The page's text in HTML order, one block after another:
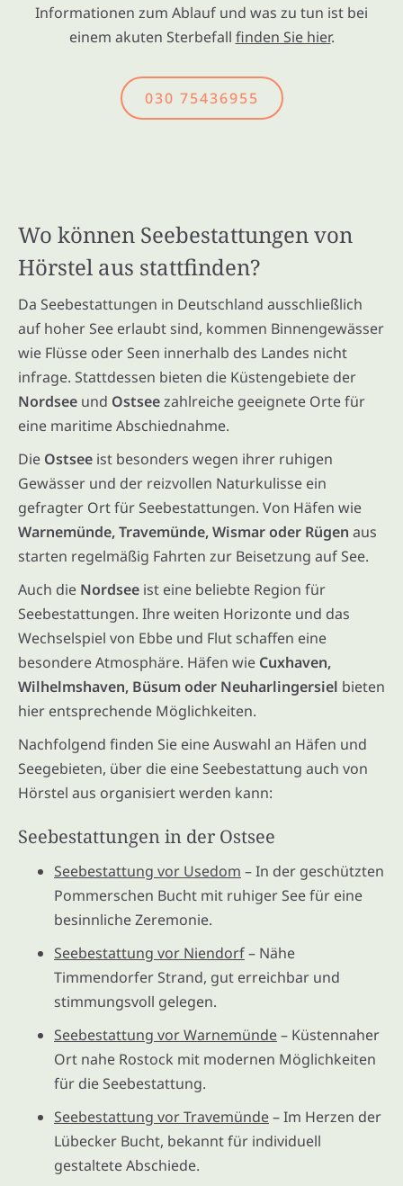
Informationen zum Ablauf und was zu tun ist bei
einem akuten Sterbefall finden Sie hier.
030 75436955
Wo können Seebestattungen von
Hörstel aus stattfinden?
Da Seebestattungen in Deutschland ausschließlich
auf hoher See erlaubt sind, kommen Binnengewässer
wie Flüsse oder Seen innerhalb des Landes nicht
infrage. Stattdessen bieten die Küstengebiete der
Nordsee und Ostseezahlreiche geeignete Orte für
eine maritime Abschiednahme.
Die Ostsee ist besonders wegen ihrer ruhigen
Gewässer und der reizvollen Naturkulisse ein
gefragter Ort für Seebestattungen. Von Häfen wie
Warnemünde, Travemünde, Wismar oder Rügen aus
starten regelmäßig Fahrten zur Beisetzung auf See.
Auch die Nordsee ist eine beliebte Region für
Seebestattungen. Ihre weiten Horizonte und das
Wechselspiel von Ebbe und Flut schaffen eine
besondere Atmosphäre. Häfen wie Cuxhaven,
Wilhelmshaven, Büsum oder Neuharlingersiel bieten
hier entsprechende Möglichkeiten.
Nachfolgend finden Sie eine Auswahl an Häfen und
Seegebieten, über die eine Seebestattung auch von
Hörstel aus organisiert werden kann:
Seebestattungen in der Ostsee
Seebestattung vor Usedom – In der geschützten
Pommerschen Bucht mit ruhiger See für eine
besinnliche Zeremonie.
Seebestattung vor Niendorf– Nähe
Timmendorfer Strand, gut erreichbar und
stimmungsvoll gelegen.
Seebestattung vor Warnemünde– Küstennaher
Ort nahe Rostock mit modernen Möglichkeiten
für die Seebestattung.
Seebestattung vor Travemünde– Im Herzen der
Lübecker Bucht, bekannt für individuell
gestaltete Abschiede.